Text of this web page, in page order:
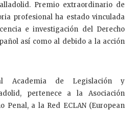
Premio extraordinario de
profesional ha estado vinculada
e investigación del Derecho
así como al debido a la acción
Academia de Legislación y
pertenece a la Asociación
Penal, a la Red ECLAN (European